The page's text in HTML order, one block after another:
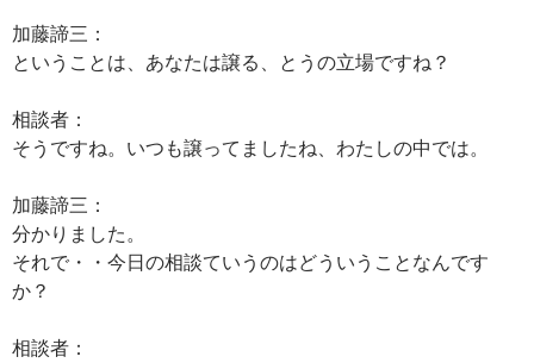
加藤諦三：
ということは、あなたは譲る、とうの立場ですね？
相談者：
そうですね。いつも譲ってましたね、わたしの中では。
加藤諦三：
分かりました。
それで・・今日の相談ていうのはどういうことなんです
か？
相談者：